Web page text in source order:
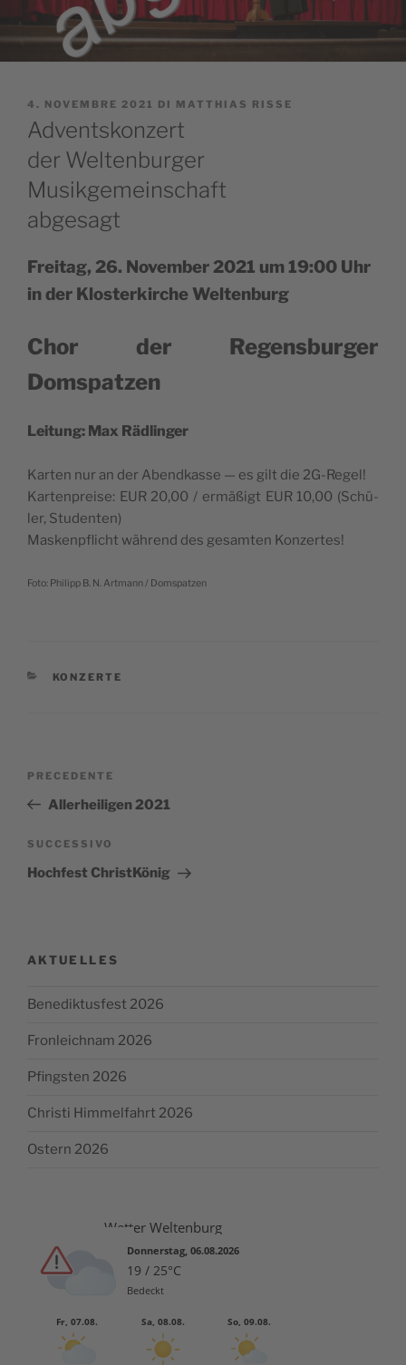
PUBBLICATO
IL
4. NOVEMBRE 2021 DI MATTHIAS RISSE
Adventskonzert
der Weltenburger
Musikgemeinschaft
abgesagt
Frei­tag, 26. Novem­ber 2021 um 19:00 Uhr
in der Klo­ster­kir­che Weltenburg
Chor der Regen­sbur­ger
Domspatzen
Lei­tung: Max Rädlinger
Kar­ten nur an der Aben­d­kas­se — es gilt die 2G-Regel!
Kar­ten­prei­se: EUR 20,00 / ermäßigt EUR 10,00 (Schü­
ler, Studenten)
Masken­p­fli­cht wäh­rend des gesam­ten Konzertes!
Foto: Phi­lipp B. N. Art­mann / Domspatzen
CATEGORIE
KONZERTE
Articolo
precedente:
PRECEDENTE
Allerheiligen 2021
Articolo
successivo
SUCCESSIVO
Hochfest ChristKönig
AKTUELLES
Benediktusfest 2026
Fronleichnam 2026
Pfingsten 2026
Christi Himmelfahrt 2026
Ostern 2026
Wetter Weltenburg
Donnerstag, 06.08.2026
19 / 25°C
Bedeckt
Fr, 07.08. Sa, 08.08. So, 09.08.